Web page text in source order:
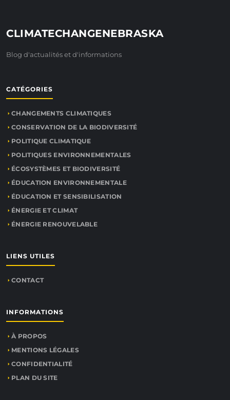
CLIMATECHANGENEBRASKA
Blog d'actualités et d'informations
CATÉGORIES
CHANGEMENTS CLIMATIQUES
CONSERVATION DE LA BIODIVERSITÉ
POLITIQUE CLIMATIQUE
POLITIQUES ENVIRONNEMENTALES
ÉCOSYSTÈMES ET BIODIVERSITÉ
ÉDUCATION ENVIRONNEMENTALE
ÉDUCATION ET SENSIBILISATION
ÉNERGIE ET CLIMAT
ÉNERGIE RENOUVELABLE
LIENS UTILES
CONTACT
INFORMATIONS
À PROPOS
MENTIONS LÉGALES
CONFIDENTIALITÉ
PLAN DU SITE